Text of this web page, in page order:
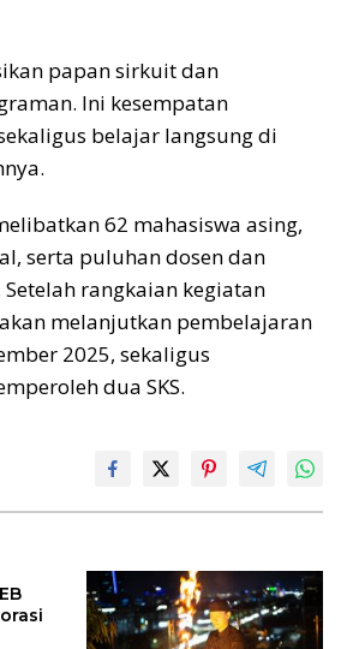
papan sirkuit dan
Ini kesempatan
belajar langsung di
62 mahasiswa asing,
serta puluhan dosen dan
Setelah rangkaian kegiatan
melanjutkan pembelajaran
2025, sekaligus
dua SKS.